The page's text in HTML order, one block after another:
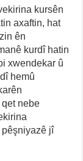
kursên
axaftin, hat
ên
kurdî hatin
xwendekar û
hemû
nebe
pêşniyazê jî